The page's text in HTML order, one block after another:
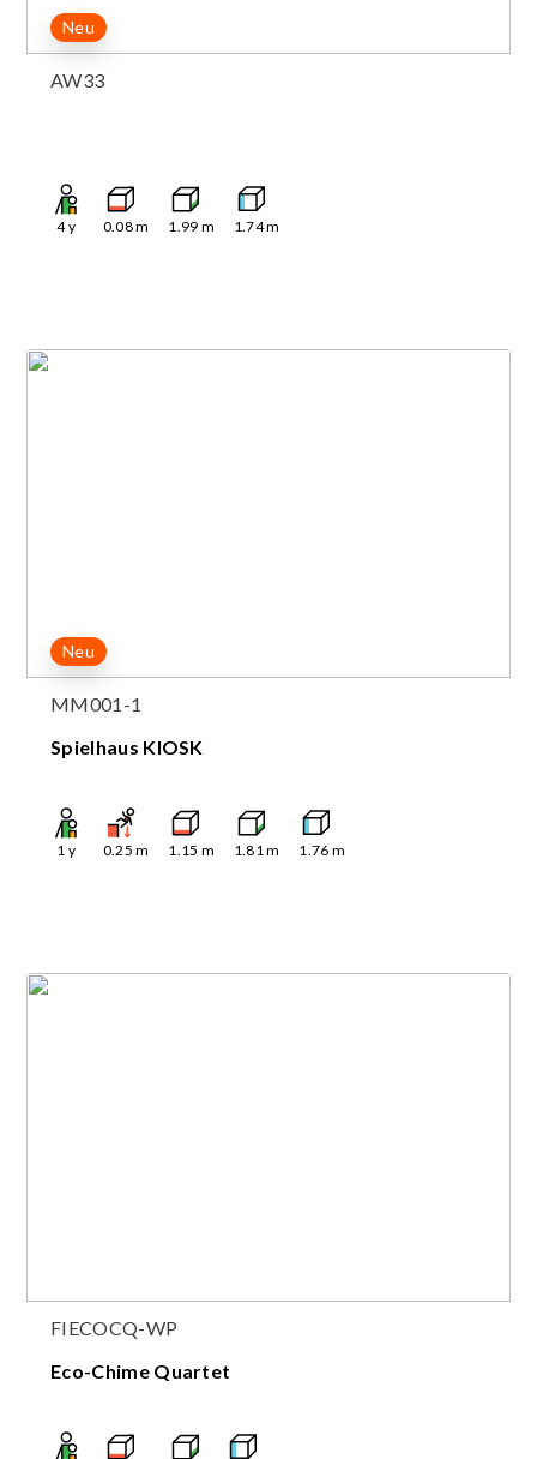
Neu
AW33
4y 0.08m 1.99 m 1.74m
Neu
MM001-1
Spielhaus KIOSK
1 y 0.25 m 1.15 m 1.81m 1.76 m
FIECOCQ-WP
Eco-Chime Quartet